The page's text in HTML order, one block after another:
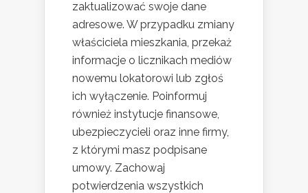
zaktualizować swoje dane
adresowe. W przypadku zmiany
właściciela mieszkania, przekaż
informacje o licznikach mediów
nowemu lokatorowi lub zgłoś
ich wyłączenie. Poinformuj
również instytucje finansowe,
ubezpieczycieli oraz inne firmy,
z którymi masz podpisane
umowy. Zachowaj
potwierdzenia wszystkich